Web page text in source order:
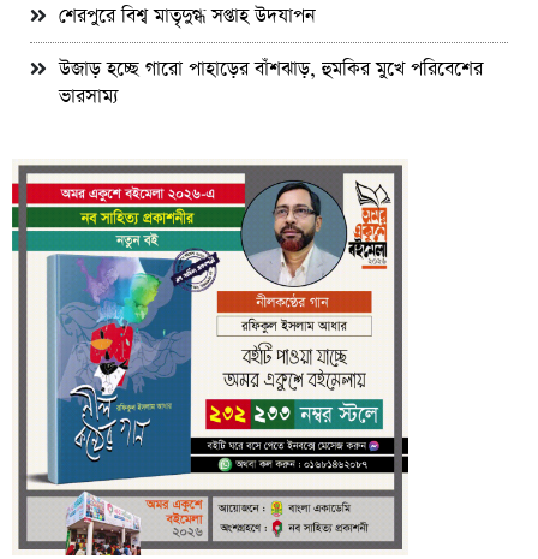
শেরপুরে বিশ্ব মাতৃদুগ্ধ সপ্তাহ উদযাপন
উজাড় হচ্ছে গারো পাহাড়ের বাঁশঝাড়, হুমকির মুখে পরিবেশের
ভারসাম্য